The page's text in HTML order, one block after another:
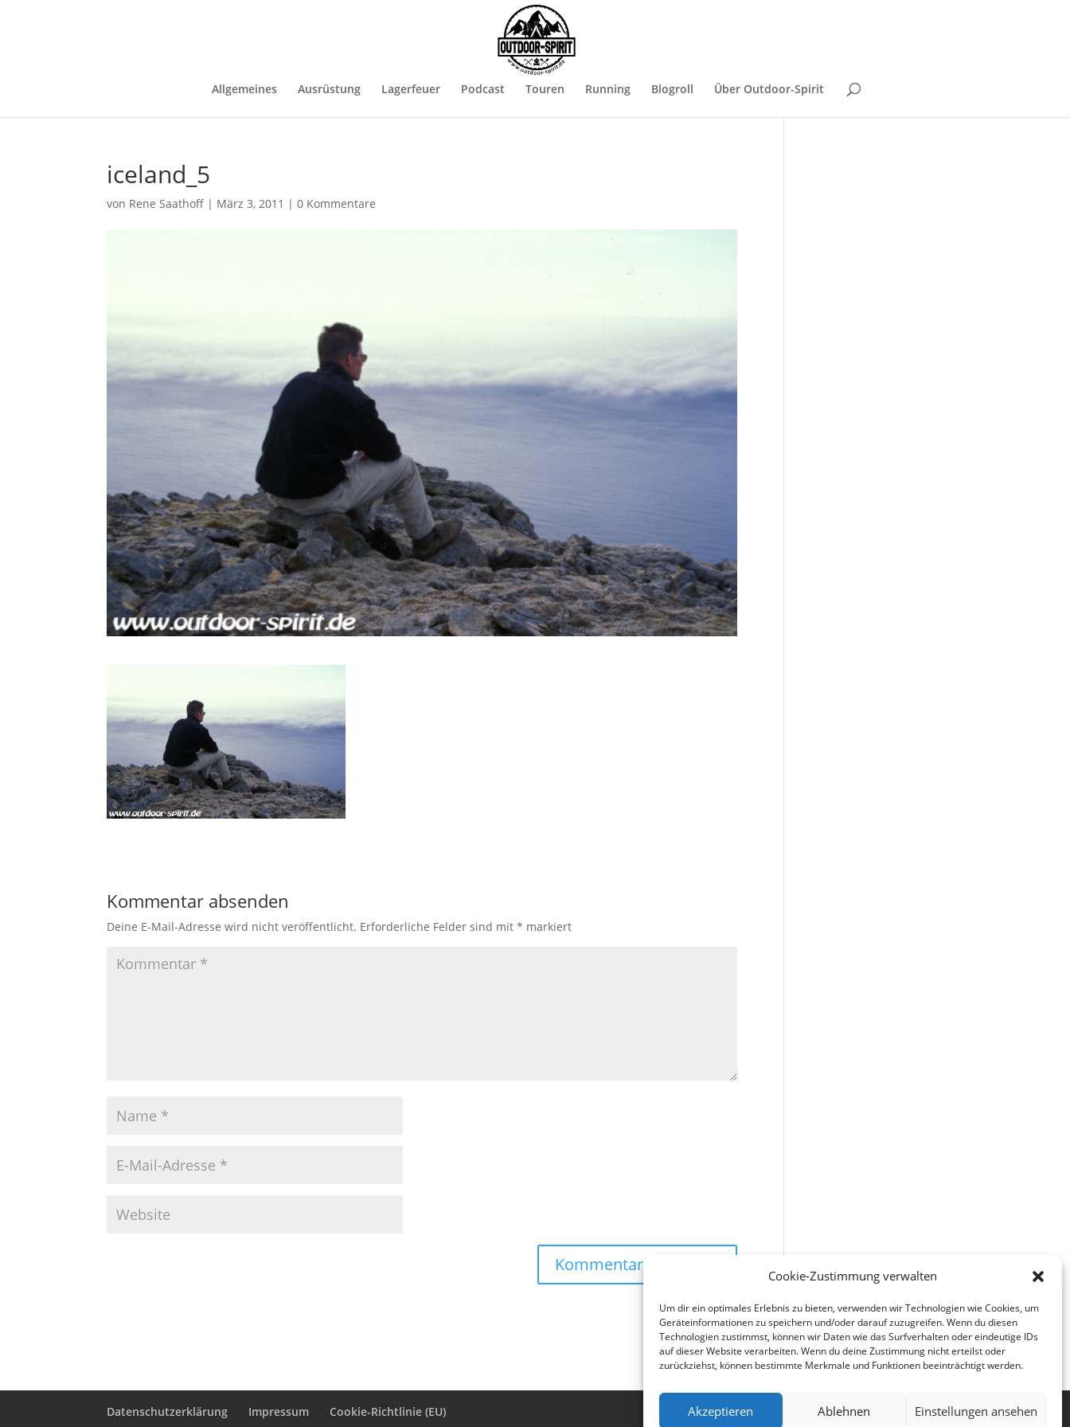
Cookie-Zustimmung verwalten
Um dir ein optimales Erlebnis zu bieten, verwenden wir Technologien wie Cookies, um
Geräteinformationen zu speichern und/oder darauf zuzugreifen. Wenn du diesen
Technologien zustimmst, können wir Daten wie das Surfverhalten oder eindeutige IDs
auf dieser Website verarbeiten. Wenn du deine Zustimmung nicht erteilst oder
zurückziehst, können bestimmte Merkmale und Funktionen beeinträchtigt werden.
Akzeptieren Ablehnen Einstellungen ansehen
Allgemeines Ausrüstung Lagerfeuer Podcast Touren Running Blogroll Über Outdoor-Spirit
iceland_5
von Rene Saathoff | März 3, 2011 |0 Kommentare
Kommentar absenden
Deine E-Mail-Adresse wird nicht veröffentlicht. Erforderliche Felder sind mit* markiert
Datenschutzerklärung Impressum Cookie-Richtlinie (EU)